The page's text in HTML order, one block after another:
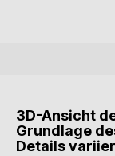
3D-Ansicht
Grundlage
Details